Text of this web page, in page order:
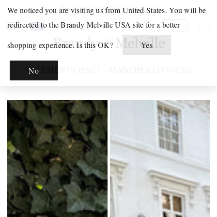
passer
contenu
Free Shipping on Orders Over €100!
FR
Your
Shopping
Bag
Click
to
open
JUST
IN
INTIMES
PYJAMAS
INTIMATES
PYJAMAS
ENSEMBLES
INTIMES
GRAPHIQUE
SWEATS
GRAPHIQUES
T-
COLLECTION:
VÊTEMENTS-HAUT - MANCHES LONGUES
Product
Description
of
the
product.
Haut
à
Description
of
the
product.
Haut
We noticed you are visiting us from United States. You will be
redirected to the Brandy Melville USA site for a better
shopping experience. Is this OK?
Yes
No